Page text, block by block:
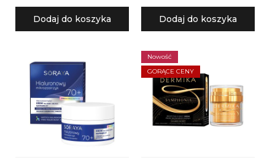
Dodaj do koszyka Dodaj do koszyka
Nowość
GORĄCE CENY